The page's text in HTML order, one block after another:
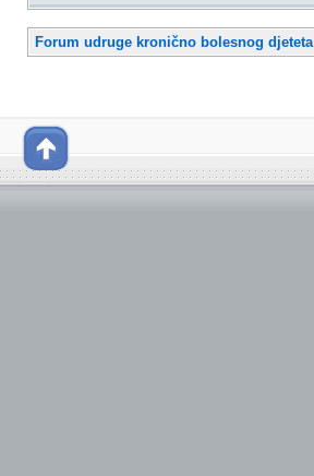
Forum udruge kronično bolesnog djeteta